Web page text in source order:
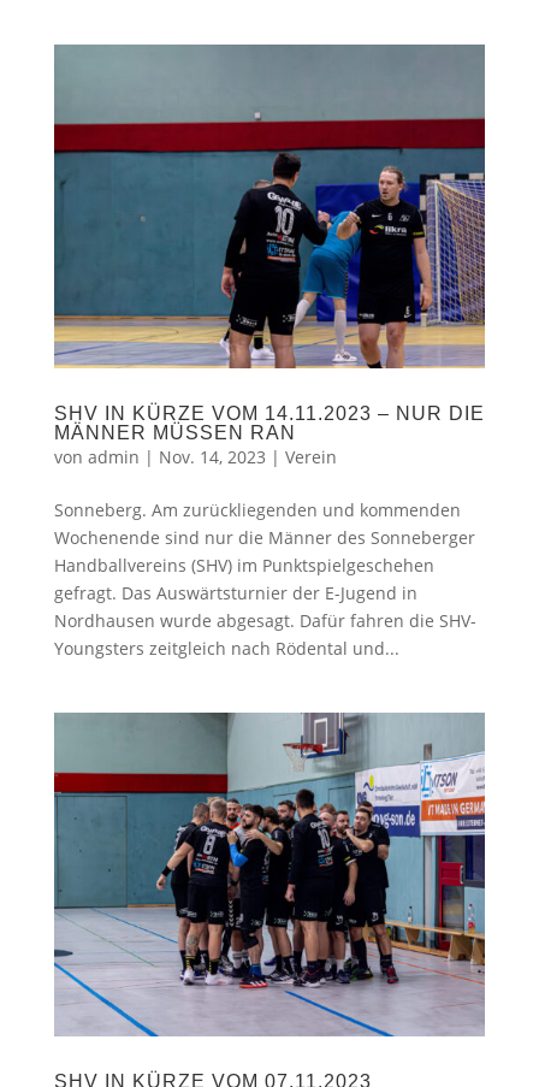
SHV IN KÜRZE VOM 14.11.2023 – NUR DIE
MÄNNER MÜSSEN RAN
von admin | Nov. 14, 2023 | Verein
Sonneberg. Am zurückliegenden und kommenden
Wochenende sind nur die Männer des Sonneberger
Handballvereins (SHV) im Punktspielgeschehen
gefragt. Das Auswärtsturnier der E-Jugend in
Nordhausen wurde abgesagt. Dafür fahren die SHV-
Youngsters zeitgleich nach Rödental und...
SHV IN KÜRZE VOM 07.11.2023